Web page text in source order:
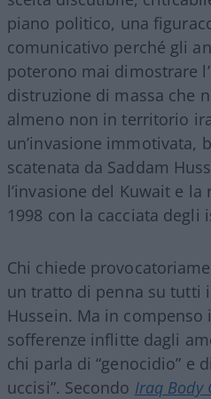
piano politico, una
comunicativo perché gli
poterono mai dimostrare
distruzione di massa che
almeno non in territorio
un’invasione immotivata,
scatenata da Saddam
l’invasione del Kuwait e
1998 con la cacciata degli
Chi chiede
un tratto di penna su tutti
Hussein. Ma in compenso
sofferenze inflitte dagli
chi parla di “genocidio” e
uccisi”. Secondo Iraq Body